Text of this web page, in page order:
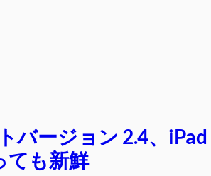
バージョン 2.4、iPad
ても新鮮